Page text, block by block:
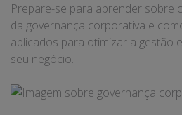
Prepare-se para aprender sobre
da governança corporativa e
aplicados para otimizar a gestão
seu negócio.